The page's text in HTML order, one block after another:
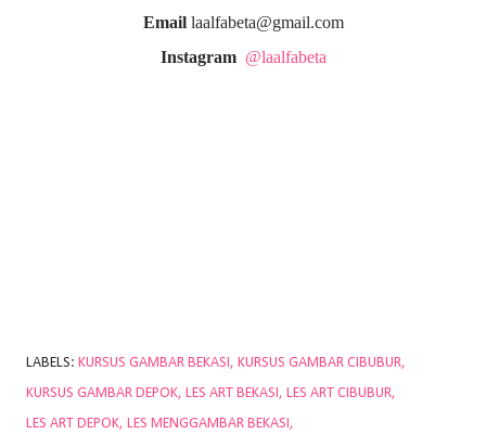
Emaillaalfabeta@gmail.com
Instagram @laalfabeta
LABELS: KURSUS GAMBAR BEKASI
KURSUS GAMBAR CIBUBUR
KURSUS GAMBAR DEPOK LES ART BEKASI
LES ART CIBUBUR
LES ART DEPOK LES MENGGAMBAR BEKASI